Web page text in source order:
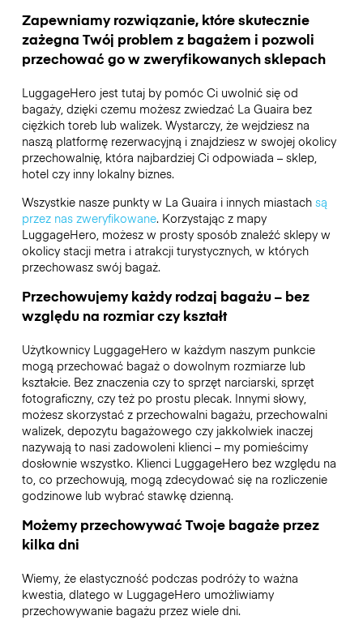
Zapewniamy rozwiązanie, które skutecznie
zażegna Twój problem z bagażem i pozwoli
przechować go w zweryfikowanych sklepach
LuggageHero jest tutaj by pomóc Ci uwolnić się od
bagaży, dzięki czemu możesz zwiedzać La Guaira bez
ciężkich toreb lub walizek. Wystarczy, że wejdziesz na
naszą platformę rezerwacyjną i znajdziesz w swojej okolicy
przechowalnię, która najbardziej Ci odpowiada – sklep,
hotel czy inny lokalny biznes.
Wszystkie nasze punkty w La Guaira i innych miastach są
przez nas zweryfikowane. Korzystając z mapy
LuggageHero, możesz w prosty sposób znaleźć sklepy w
okolicy stacji metra i atrakcji turystycznych, w których
przechowasz swój bagaż.
Przechowujemy każdy rodzaj bagażu – bez
względu na rozmiar czy kształt
Użytkownicy LuggageHero w każdym naszym punkcie
mogą przechować bagaż o dowolnym rozmiarze lub
kształcie. Bez znaczenia czy to sprzęt narciarski, sprzęt
fotograficzny, czy też po prostu plecak. Innymi słowy,
możesz skorzystać z przechowalni bagażu, przechowalni
walizek, depozytu bagażowego czy jakkolwiek inaczej
nazywają to nasi zadowoleni klienci – my pomieścimy
dosłownie wszystko. Klienci LuggageHero bez względu na
to, co przechowują, mogą zdecydować się na rozliczenie
godzinowe lub wybrać stawkę dzienną.
Możemy przechowywać Twoje bagaże przez
kilka dni
Wiemy, że elastyczność podczas podróży to ważna
kwestia, dlatego w LuggageHero umożliwiamy
przechowywanie bagażu przez wiele dni.